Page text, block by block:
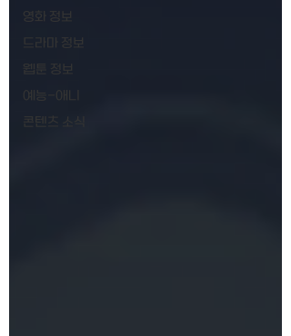
영화 정보
드라마 정보
웹툰 정보
예능-애니
콘텐츠 소식